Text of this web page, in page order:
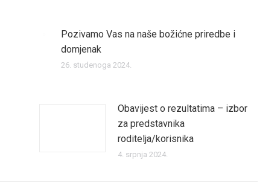
Pozivamo Vas na naše božićne priredbe i
domjenak
26. studenoga 2024.
Obavijest o rezultatima – izbor
za predstavnika
roditelja/korisnika
4. srpnja 2024.